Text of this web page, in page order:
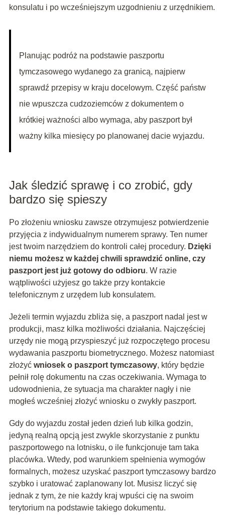
konsulatu i po wcześniejszym uzgodnieniu z urzędnikiem.
Planując podróż na podstawie paszportu
tymczasowego wydanego za granicą, najpierw
sprawdź przepisy w kraju docelowym. Część państw
nie wpuszcza cudzoziemców z dokumentem o
krótkiej ważności albo wymaga, aby paszport był
ważny kilka miesięcy po planowanej dacie wyjazdu.
Jak śledzić sprawę i co zrobić, gdy
bardzo się spieszy
Po złożeniu wniosku zawsze otrzymujesz potwierdzenie
przyjęcia z indywidualnym numerem sprawy. Ten numer
jest twoim narzędziem do kontroli całej procedury. Dzięki
niemu możesz w każdej chwili sprawdzić online, czy
paszport jest już gotowy do odbioru. W razie
wątpliwości użyjesz go także przy kontakcie
telefonicznym z urzędem lub konsulatem.
Jeżeli termin wyjazdu zbliża się, a paszport nadal jest w
produkcji, masz kilka możliwości działania. Najczęściej
urzędy nie mogą przyspieszyć już rozpoczętego procesu
wydawania paszportu biometrycznego. Możesz natomiast
złożyć wniosek o paszport tymczasowy, który będzie
pełnił rolę dokumentu na czas oczekiwania. Wymaga to
udowodnienia, że sytuacja ma charakter nagły i nie
mogłeś wcześniej złożyć wniosku o zwykły paszport.
Gdy do wyjazdu został jeden dzień lub kilka godzin,
jedyną realną opcją jest zwykle skorzystanie z punktu
paszportowego na lotnisku, o ile funkcjonuje tam taka
placówka. Wtedy, pod warunkiem spełnienia wymogów
formalnych, możesz uzyskać paszport tymczasowy bardzo
szybko i uratować zaplanowany lot. Musisz liczyć się
jednak z tym, że nie każdy kraj wpuści cię na swoim
terytorium na podstawie takiego dokumentu.